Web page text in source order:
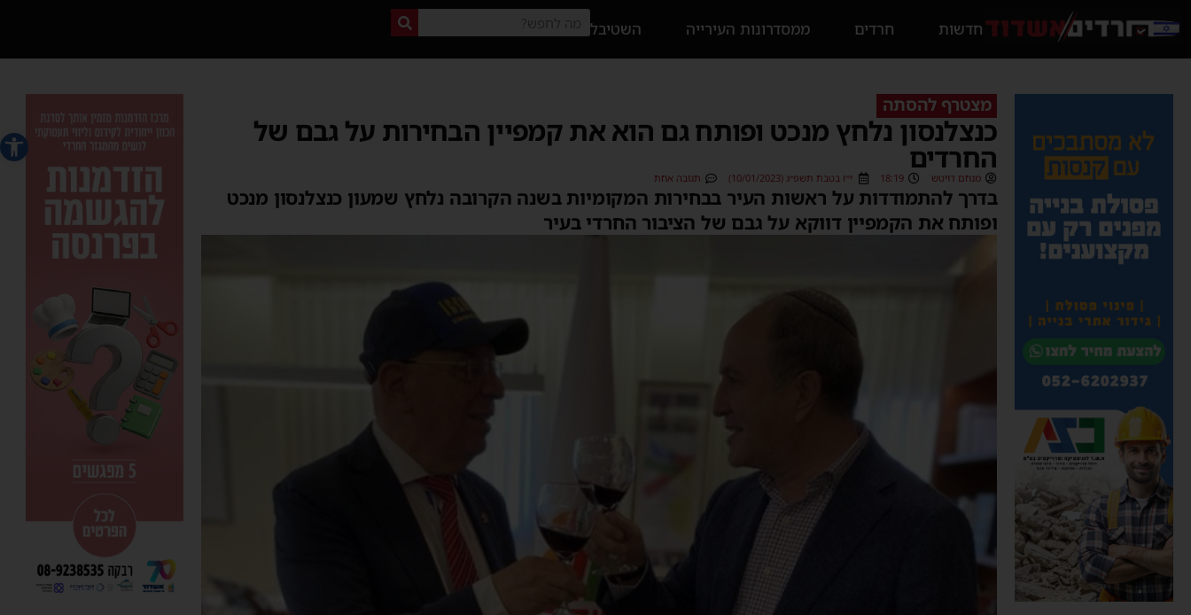
פתח
חדשות חרדים ממסדרונות העירייה השטיבל
מצטרף להסתה
כנצלנסון נלחץ מנכט ופותח גם הוא את קמפיין הבחירות על גבם של
החרדים
מנחם דויטש 18:19 י״ז בטבת תשפ״ג (10/01/2023) תגובה אחת
בדרך להתמודדות על ראשות העיר בבחירות המקומיות בשנה הקרובה נלחץ שמעון כנצלנסון מנכט
ופותח את הקמפיין דווקא על גבם של הציבור החרדי בעיר